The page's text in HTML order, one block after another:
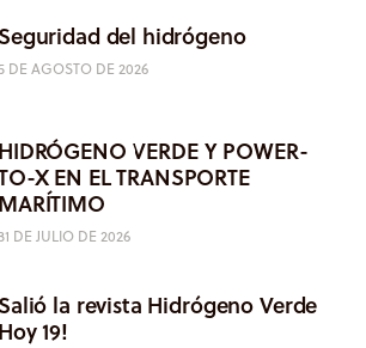
Seguridad del hidrógeno
5 DE AGOSTO DE 2026
HIDRÓGENO VERDE Y POWER-
X EN EL TRANSPORTE
MARÍTIMO
31 DE JULIO DE 2026
Salió la revista Hidrógeno Verde
Hoy 19!